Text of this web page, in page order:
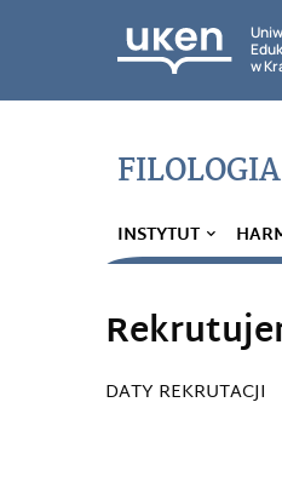
w
INSTYTUT
DATY REKRUTACJI